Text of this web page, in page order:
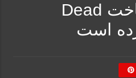
الکترونیک آرتز ساخت Dead